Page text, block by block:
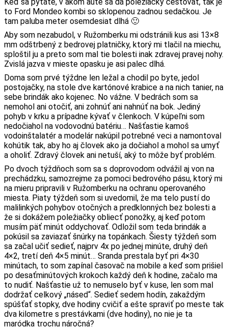
to Ford Mondeo kombi so sklopenou zadnou sedačkou. Je
tam paluba meter osemdesiat dlhá 🙂
Aby som nezabudol, v Ružomberku mi odstránili kus asi 13×8
mm odštrbený z bedrovej platničky, ktorý mi tlačil na miechu,
sploštil ju a preto som mal tie bolesti inak zdravej pravej nohy.
Zvislá jazva v mieste opasku je asi palec dlhá.
Doma som prvé týždne len ležal a chodil po byte, jedol
postojačky, na stole dve kartónové krabice a na nich tanier, na
sebe brindák ako kojenec. No vážne. V bedrách som sa
nemohol ani otočiť, ani zohnúť ani nahnúť na bok. Jediný
pohyb v krku a prípadne kývať v členkoch. V kúpeľni som
nedočiahol na vodovodnú batériu… Našťastie kamoš
vodoinštalatér a modelár nakúpil potrebné veci a namontoval
kohútik tak, aby ho aj človek ako ja dočiahol a mohol sa umyť
a oholiť. Zdravý človek ani netuší, aký to môže byť problém.
Po dvoch týždňoch som sa s doprovodom odvážil aj von na
prechádzku, samozrejme za pomoci bedrového pásu, ktorý mi
na mieru pripravili v Ružomberku na ochranu operovaného
miesta. Piaty týždeň som si uvedomil, že ma telo pustí do
malilinkých pohybov otočných a predklonných bez bolesti a
že si dokážem poležiačky obliecť ponožky, aj keď potom
musím päť minút oddychovať. Odložil som teda brindák a
pokúsil sa zaviazať šnúrky na topánkach. Šiesty týždeň som
sa začal učiť sedieť, najprv 4x po jednej minúte, druhý deň
4×2, tretí deň 4×5 minút… Sranda prestala byť pri 4×30
minútach, to som zapínal časovač na mobile a keď som prišiel
po desaťminútových krokoch každý deň k hodine, začalo ma
to nudiť. Našťastie už to nemuselo byť v kuse, len som mal
dodržať celkový „násed“. Sedieť sedem hodín, zakaždým
spúšťať stopky, dve hodiny cvičiť a ešte spraviť po meste tak
dva kilometre s prestávkami (dve hodiny), no nie je ta
maródka trochu náročná?